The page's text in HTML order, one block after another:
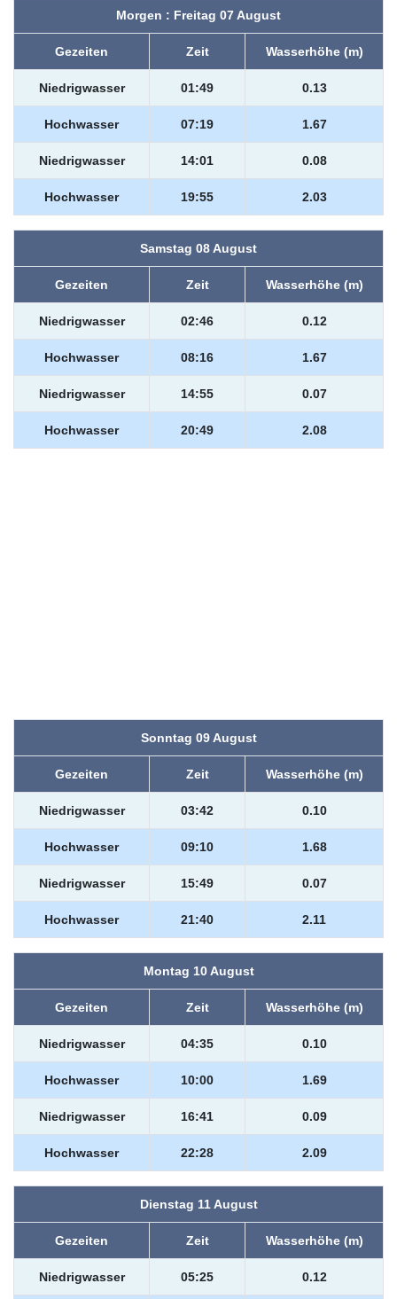
Morgen : Freitag 07 August
Gezeiten Zeit Wasserhöhe (m)
Niedrigwasser 01:49 0.13
Hochwasser 07:19 1.67
Niedrigwasser 14:01 0.08
Hochwasser 19:55 2.03
Samstag 08 August
Gezeiten Zeit Wasserhöhe (m)
Niedrigwasser 02:46 0.12
Hochwasser 08:16 1.67
Niedrigwasser 14:55 0.07
Hochwasser 20:49 2.08
Sonntag 09 August
Gezeiten Zeit Wasserhöhe (m)
Niedrigwasser 03:42 0.10
Hochwasser 09:10 1.68
Niedrigwasser 15:49 0.07
Hochwasser 21:40 2.11
Montag 10 August
Gezeiten Zeit Wasserhöhe (m)
Niedrigwasser 04:35 0.10
Hochwasser 10:00 1.69
Niedrigwasser 16:41 0.09
Hochwasser 22:28 2.09
Dienstag 11 August
Gezeiten Zeit Wasserhöhe (m)
Niedrigwasser 05:25 0.12